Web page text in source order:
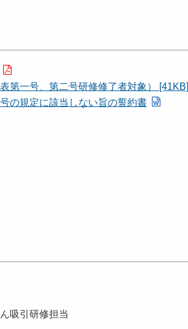
第一号、第二号研修修了者対象） [41KB]
の規定に該当しない旨の誓約書
吸引研修担当